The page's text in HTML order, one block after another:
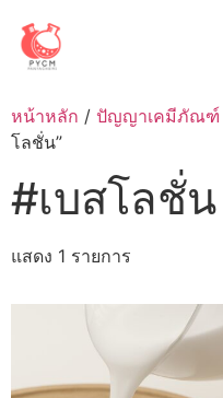
content
หน้าหลัก / ปัญญาเคมีภัณฑ์
โลชั่น”
#เบสโลชั่น
แสดง 1 รายการ